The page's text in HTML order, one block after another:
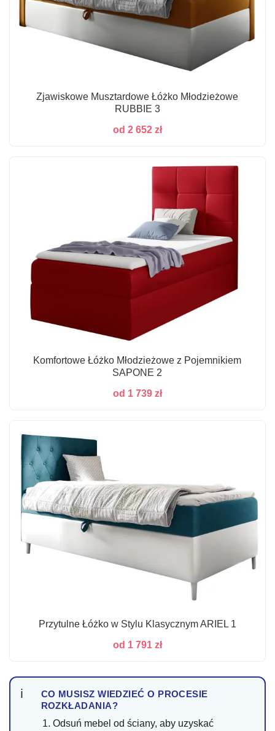
Zjawiskowe Musztardowe Łóżko Młodzieżowe
RUBBIE 3
od 2 652 zł
Komfortowe Łóżko Młodzieżowe z Pojemnikiem
SAPONE 2
od 1 739 zł
Przytulne Łóżko w Stylu Klasycznym ARIEL 1
od 1 791 zł
CO MUSISZ WIEDZIEĆ O PROCESIE
ROZKŁADANIA?
Odsuń mebel od ściany, aby uzyskać